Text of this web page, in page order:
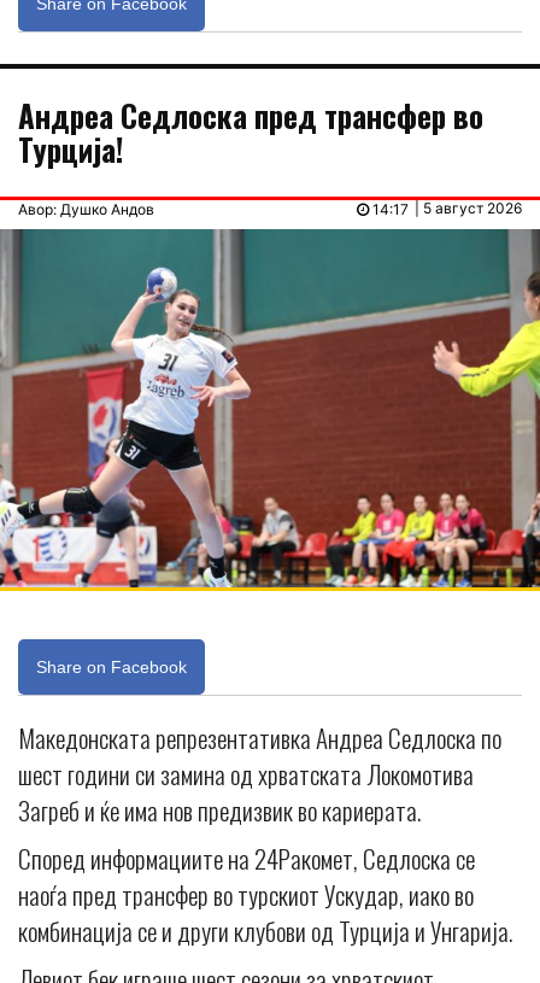
Андреа Седлоска пред трансфер во
Турција!
Авор: Душко Андов | 5 август 2026
14:17
Share on Facebook
Македонската репрезентативка Андреа Седлоска по
шест години си замина од хрватската Локомотива
Загреб и ќе има нов предизвик во кариерата.
Според информациите на 24Ракомет, Седлоска се
наоѓа пред трансфер во турскиот Ускудар, иако во
комбинација се и други клубови од Турција и Унгарија.